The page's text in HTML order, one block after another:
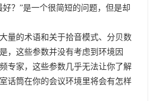
？”是一个很简短的问题，但是却
的术语和关于拾音模式、分贝数
，这些参数并没有考虑到环境因
专家，这些参数几乎无法让你了解
话筒在你的会议环境里将会有怎样